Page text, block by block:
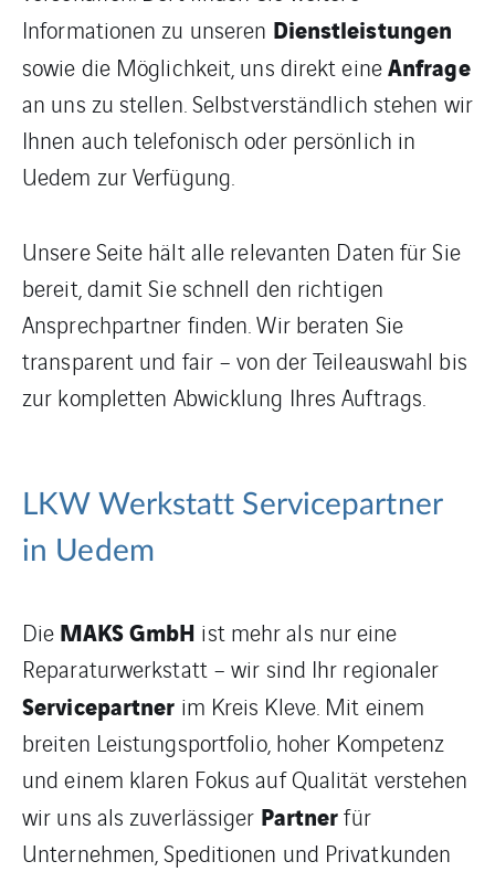
Informationen zu unseren Dienstleistungen
sowie die Möglichkeit, uns direkt eineAnfrage
an uns zu stellen. Selbstverständlich stehen wir
Ihnen auch telefonisch oder persönlich in
Uedem zur Verfügung.
Unsere Seite hält alle relevanten Daten für Sie
bereit, damit Sie schnell den richtigen
Ansprechpartner finden. Wir beraten Sie
transparent und fair – von der Teileauswahl bis
zur kompletten Abwicklung Ihres Auftrags.
LKW Werkstatt Servicepartner
in Uedem
Die MAKS GmbH ist mehr als nur eine
Reparaturwerkstatt – wir sind Ihr regionaler
Servicepartner im Kreis Kleve. Mit einem
breiten Leistungsportfolio, hoher Kompetenz
und einem klaren Fokus auf Qualität verstehen
wir uns als zuverlässiger Partnerfür
Unternehmen, Speditionen und Privatkunden